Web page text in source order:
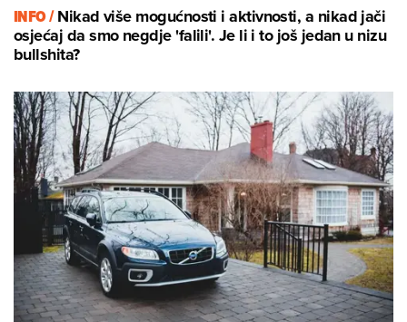
INFO /Nikad više mogućnosti i aktivnosti, a nikad jači
osjećaj da smo negdje 'falili'. Je li i to još jedan u nizu
bullshita?